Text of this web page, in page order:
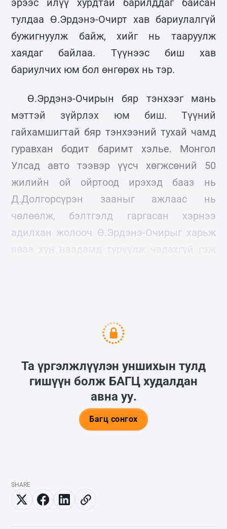
эрээс илүү хурдтай барилддаг байсан
тулдаа Ө.Эрдэнэ-Очирт хав бариулалгүй
бужигнуулж байж, хийг нь тааруулж
хаядаг байлаа. Түүнээс биш хав
бариулчих юм бол өнгөрөх нь тэр.
Ө.Эрдэнэ-Очирын бяр тэнхээг мань
мэттэй зүйрлэх юм биш. Түүний
гайхамшигтай бяр тэнхээний тухай чамд
гуравхан бодит баримт хэлье. Монгол
Улсад авто тээвэр үүсч хөгжсөний 50
жилийн ой ойртоод ирэхэд бааз нь
Д.Долгорсүрэн зааныг ажлаас нь
чөлөөлж, бэлтгэлд гаргасан хэрнээ
адилхан жолооч Ө.Эрдэнэ-Очирыг харьж
Та үргэлжлүүлэн уншихын тулд
гишүүн болж БАГЦ худалдан
авна уу.
Багц сонгох
SHARE